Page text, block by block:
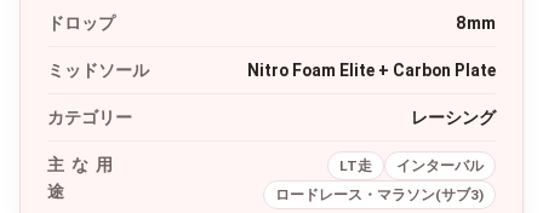
ドロップ 8mm
ミッドソール Nitro Foam Elite + Carbon Plate
カテゴリー レーシング
主な用
途
LT走
インターバル
ロードレース・マラソン(サブ3)